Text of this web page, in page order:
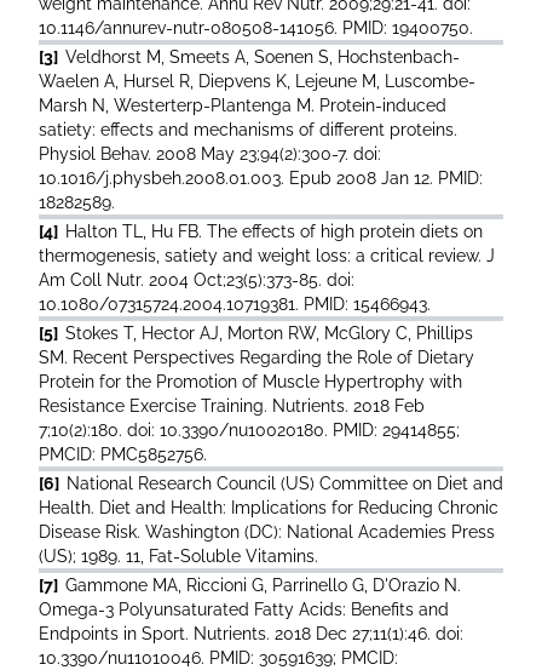
10.1146/annurev-nutr-080508-141056. PMID: 19400750.
[3] Veldhorst M, Smeets A, Soenen S, Hochstenbach-
Waelen A, Hursel R, Diepvens K, Lejeune M, Luscombe-
Marsh N, Westerterp-Plantenga M. Protein-induced
satiety: effects and mechanisms of different proteins.
Physiol Behav. 2008 May 23;94(2):300-7. doi:
10.1016/j.physbeh.2008.01.003. Epub 2008 Jan 12. PMID:
18282589.
[4] Halton TL, Hu FB. The effects of high protein diets on
thermogenesis, satiety and weight loss: a critical review. J
Am Coll Nutr. 2004 Oct;23(5):373-85. doi:
10.1080/07315724.2004.10719381. PMID: 15466943.
[5] Stokes T, Hector AJ, Morton RW, McGlory C, Phillips
SM. Recent Perspectives Regarding the Role of Dietary
Protein for the Promotion of Muscle Hypertrophy with
Resistance Exercise Training. Nutrients. 2018 Feb
7;10(2):180. doi: 10.3390/nu10020180. PMID: 29414855;
PMCID: PMC5852756.
[6] National Research Council (US) Committee on Diet and
Health. Diet and Health: Implications for Reducing Chronic
Disease Risk. Washington (DC): National Academies Press
(US); 1989. 11, Fat-Soluble Vitamins.
[7] Gammone MA, Riccioni G, Parrinello G, D'Orazio N.
Omega-3 Polyunsaturated Fatty Acids: Benefits and
Endpoints in Sport. Nutrients. 2018 Dec 27;11(1):46. doi:
10.3390/nu11010046. PMID: 30591639; PMCID: